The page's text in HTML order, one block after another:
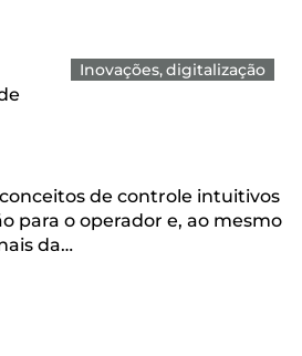
Inovações digitalização
de controle intuitivos
para o operador e, ao mesmo
da…